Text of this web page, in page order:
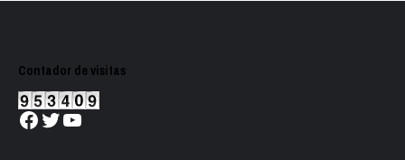
Contador de visitas
Facebook
Twitter
YouTube